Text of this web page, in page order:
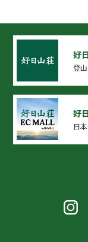
好
登
好
日